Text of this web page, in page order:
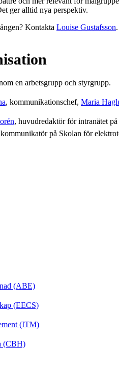
ger alltid nya perspektiv.
Kontakta Louise Gustafsson.
en arbetsgrupp och styrgrupp.
, kommunikationschef, Maria
, huvudredaktör för intranätet
på Skolan för
(ABE)
(EECS)
(ITM)
(CBH)